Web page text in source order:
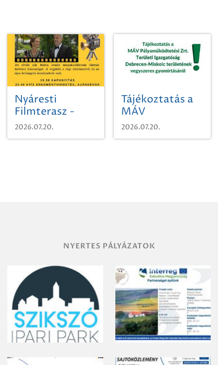
Nyáresti
Filmterasz -
Beugró a
Paradicsomba
2026.07.20.
Tájékoztatás a
MÁV
Pályaműködtetési
Zrt. Területi
2026.07.20.
NYERTES PÁLYÁZATOK